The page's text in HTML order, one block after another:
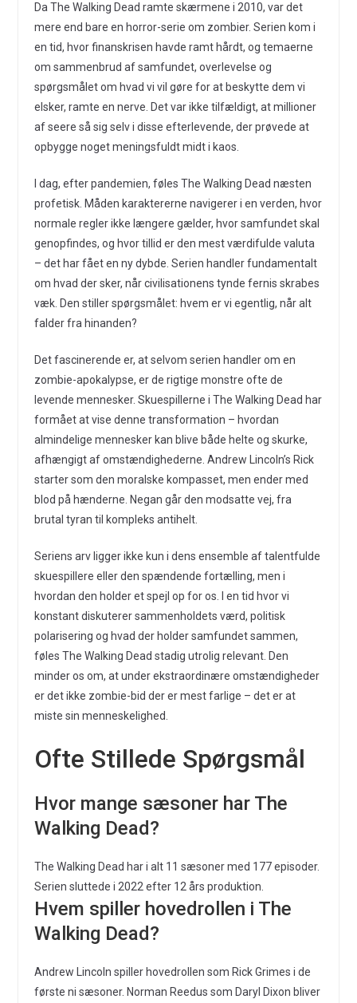
Da The Walking Dead ramte skærmene i 2010, var det
mere end bare en horror-serie om zombier. Serien kom i
en tid, hvor finanskrisen havde ramt hårdt, og temaerne
om sammenbrud af samfundet, overlevelse og
spørgsmålet om hvad vi vil gøre for at beskytte dem vi
elsker, ramte en nerve. Det var ikke tilfældigt, at millioner
af seere så sig selv i disse efterlevende, der prøvede at
opbygge noget meningsfuldt midt i kaos.
I dag, efter pandemien, føles The Walking Dead næsten
profetisk. Måden karaktererne navigerer i en verden, hvor
normale regler ikke længere gælder, hvor samfundet skal
genopfindes, og hvor tillid er den mest værdifulde valuta
– det har fået en ny dybde. Serien handler fundamentalt
om hvad der sker, når civilisationens tynde fernis skrabes
væk. Den stiller spørgsmålet: hvem er vi egentlig, når alt
falder fra hinanden?
Det fascinerende er, at selvom serien handler om en
zombie-apokalypse, er de rigtige monstre ofte de
levende mennesker. Skuespillerne i The Walking Dead har
formået at vise denne transformation – hvordan
almindelige mennesker kan blive både helte og skurke,
afhængigt af omstændighederne. Andrew Lincoln’s Rick
starter som den moralske kompasset, men ender med
blod på hænderne. Negan går den modsatte vej, fra
brutal tyran til kompleks antihelt.
Seriens arv ligger ikke kun i dens ensemble af talentfulde
skuespillere eller den spændende fortælling, men i
hvordan den holder et spejl op for os. I en tid hvor vi
konstant diskuterer sammenholdets værd, politisk
polarisering og hvad der holder samfundet sammen,
føles The Walking Dead stadig utrolig relevant. Den
minder os om, at under ekstraordinære omstændigheder
er det ikke zombie-bid der er mest farlige – det er at
miste sin menneskelighed.
Ofte Stillede Spørgsmål
Hvor mange sæsoner har The
Walking Dead?
The Walking Dead har i alt 11 sæsoner med 177 episoder.
Serien sluttede i 2022 efter 12 års produktion.
Hvem spiller hovedrollen i The
Walking Dead?
Andrew Lincoln spiller hovedrollen som Rick Grimes i de
første ni sæsoner. Norman Reedus som Daryl Dixon bliver